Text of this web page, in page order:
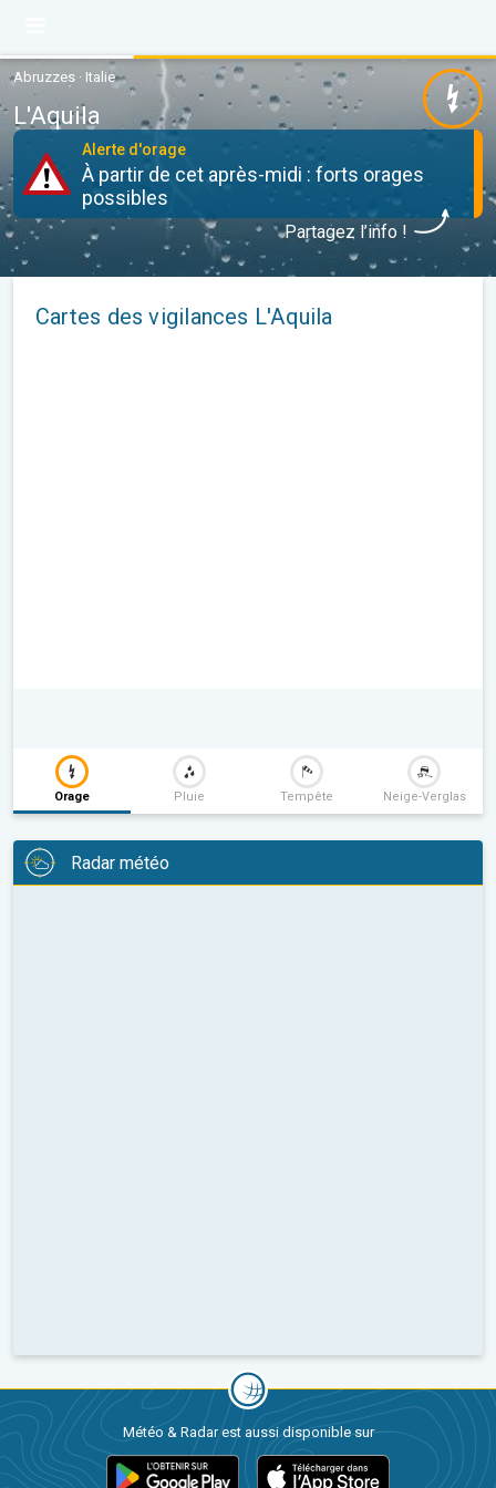
Abruzzes · Italie
L'Aquila
Alerte d'orage
À partir de cet après-midi : forts orages
possibles
Partagez l’info !
Cartes des vigilances L'Aquila
Orage Pluie Tempête Neige-Verglas
Radar météo
Météo & Radar est aussi disponible sur